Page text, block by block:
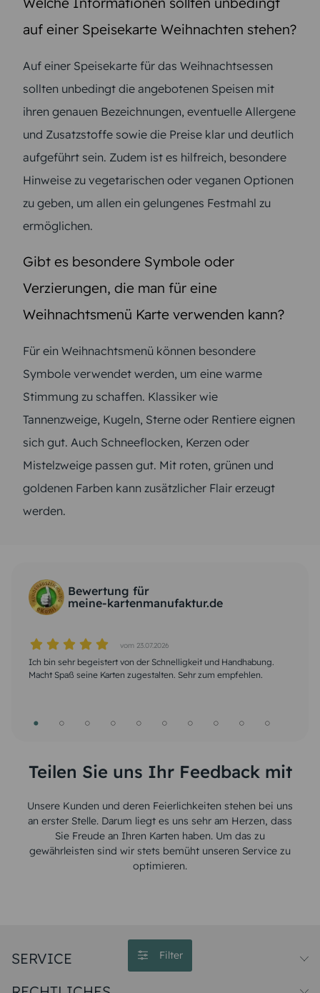
Filter
auf einer Speisekarte Weihnachten stehen?
Auf einer Speisekarte für das Weihnachtsessen
sollten unbedingt die angebotenen Speisen mit
ihren genauen Bezeichnungen, eventuelle Allergene
und Zusatzstoffe sowie die Preise klar und deutlich
aufgeführt sein. Zudem ist es hilfreich, besondere
Hinweise zu vegetarischen oder veganen Optionen
zu geben, um allen ein gelungenes Festmahl zu
ermöglichen.
Gibt es besondere Symbole oder
Verzierungen, die man für eine
Weihnachtsmenü Karte verwenden kann?
Für ein Weihnachtsmenü können besondere
Symbole verwendet werden, um eine warme
Stimmung zu schaffen. Klassiker wie
Tannenzweige, Kugeln, Sterne oder Rentiere eignen
sich gut. Auch Schneeflocken, Kerzen oder
Mistelzweige passen gut. Mit roten, grünen und
goldenen Farben kann zusätzlicher Flair erzeugt
werden.
Teilen Sie uns Ihr Feedback mit
Unsere Kunden und deren Feierlichkeiten stehen bei uns
an erster Stelle. Darum liegt es uns sehr am Herzen, dass
Sie Freude an Ihren Karten haben. Um das zu
gewährleisten sind wir stets bemüht unseren Service zu
optimieren.
Bewertung für
meine-kartenmanufaktur.de
vom 23.07.2026
Ich bin sehr begeistert von der Schnelligkeit und Handhabung.
Macht Spaß seine Karten zugestalten. Sehr zum empfehlen.
vom 22.07.2026
Schnell, zuverlässig, sehr gute Qualität, entspricht voll und ganz
meinen Erwartungen
vom 17.07.2026
Klar verständliche Anleitung bei der Kartengestaltung. Bei
Problemen schnelle und verständliche Antworten und Hilfen per
vom 04.07.2026
Ich bin sehr begeistert, habe schon viele Karten bestellt. Die
Handhabung ist auch sehr gut erklärt....&#128516;
vom 26.06.2026
problemloseGestaltung der Karte im Intenet. Ich habe allerdings
bereits Erfahrung mit der Projektgestaltung. Schnelle Bearbeitung
vom 07.06.2026
Wunderschöne Motive und bei Problemen eine schnelle Hilfe für
den Kunden. Danke
vom 10.05.2026
Schnelle Bearbeitung des Auftrags und ebensolche Lieferung. Bei
Fragen Hilfe sowohl telefonisch als auch per Mail Immer wieder
vom 01.05.2026
Erstellung der Karte war relativ einfach. Super schnelle Lieferung
und mit dem Ergebnis sehr zufrieden.!
vom 23.04.2026
Hat alles tadellos geklappt. Qualität sehr gut, sehr schnelle
Lieferung. Sind sehr zufrieden! &#128515;&#128513;
vom 12.04.2026
Alles bestens!!! Karten und Umschläge kamen wie bestellt und
innerhalb kürzester Zeit. Dies war die zweite Bestellung. Ich bin
SERVICE
Papiersorten